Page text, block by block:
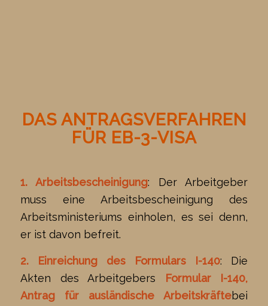
DAS ANTRAGSVERFAHREN
FÜR EB-3-VISA
1. Arbeitsbescheinigung: Der Arbeitgeber
muss eine Arbeitsbescheinigung des
Arbeitsministeriums einholen, es sei denn,
er ist davon befreit.
2. Einreichung des Formulars I-140: Die
Akten des Arbeitgebers
Formular I-140,
Antrag für ausländische Arbeitskräftebei